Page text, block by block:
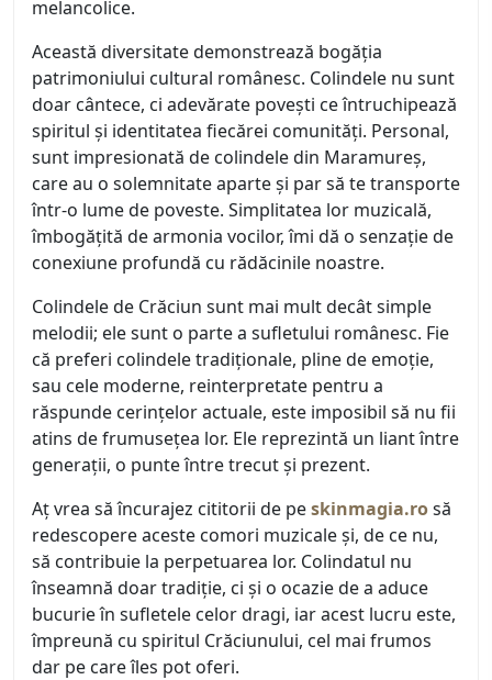
melancolice.
Această diversitate demonstrează bogăția
patrimoniului cultural românesc. Colindele nu sunt
doar cântece, ci adevărate povești ce întruchipează
spiritul și identitatea fiecărei comunități. Personal,
sunt impresionată de colindele din Maramureș,
care au o solemnitate aparte și par să te transporte
într-o lume de poveste. Simplitatea lor muzicală,
îmbogățită de armonia vocilor, îmi dă o senzație de
conexiune profundă cu rădăcinile noastre.
Colindele de Crăciun sunt mai mult decât simple
melodii; ele sunt o parte a sufletului românesc. Fie
că preferi colindele tradiționale, pline de emoție,
sau cele moderne, reinterpretate pentru a
răspunde cerințelor actuale, este imposibil să nu fii
atins de frumusețea lor. Ele reprezintă un liant între
generații, o punte între trecut și prezent.
Aț vrea să încurajez cititorii de peskinmagia.rosă
redescopere aceste comori muzicale și, de ce nu,
să contribuie la perpetuarea lor. Colindatul nu
înseamnă doar tradiție, ci și o ocazie de a aduce
bucurie în sufletele celor dragi, iar acest lucru este,
împreună cu spiritul Crăciunului, cel mai frumos
dar pe care îles pot oferi.